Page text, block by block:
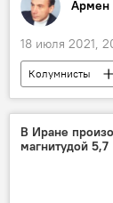
Армен
18 июля 2021,
Колумнисты
В Иране
магнитудой 5,7